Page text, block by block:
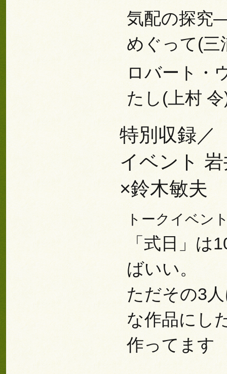
気配の探究
めぐって(三
ロバート・
たし(上村
特別収録／
イベント
×鈴木敏夫
トークイベン
「式日」は
ばいい。
ただその3
な作品にし
作ってます